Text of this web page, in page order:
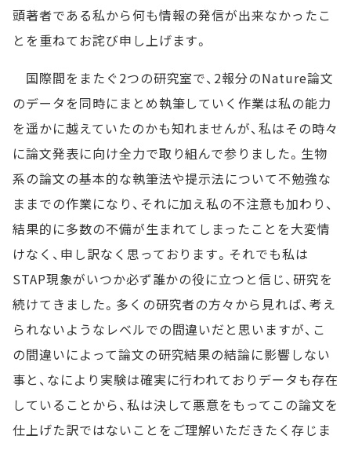
頭著者である私から何も情報の発信が出来なかったこ
とを重ねてお詫び申し上げます。
国際間をまたぐ2つの研究室で、2報分のNature論文
のデータを同時にまとめ執筆していく作業は私の能力
を遥かに越えていたのかも知れませんが、私はその時々
に論文発表に向け全力で取り組んで参りました。生物
系の論文の基本的な執筆法や提示法について不勉強な
ままでの作業になり、それに加え私の不注意も加わり、
結果的に多数の不備が生まれてしまったことを大変情
けなく、申し訳なく思っております。それでも私は
STAP現象がいつか必ず誰かの役に立つと信じ、研究を
続けてきました。多くの研究者の方々から見れば、考え
られないようなレベルでの間違いだと思いますが、こ
の間違いによって論文の研究結果の結論に影響しない
事と、なにより実験は確実に行われておりデータも存在
していることから、私は決して悪意をもってこの論文を
仕上げた訳ではないことをご理解いただきたく存じま